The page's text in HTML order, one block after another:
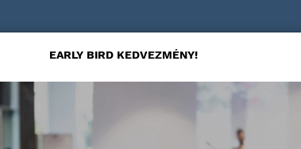
EARLY BIRD KEDVEZMÉNY!